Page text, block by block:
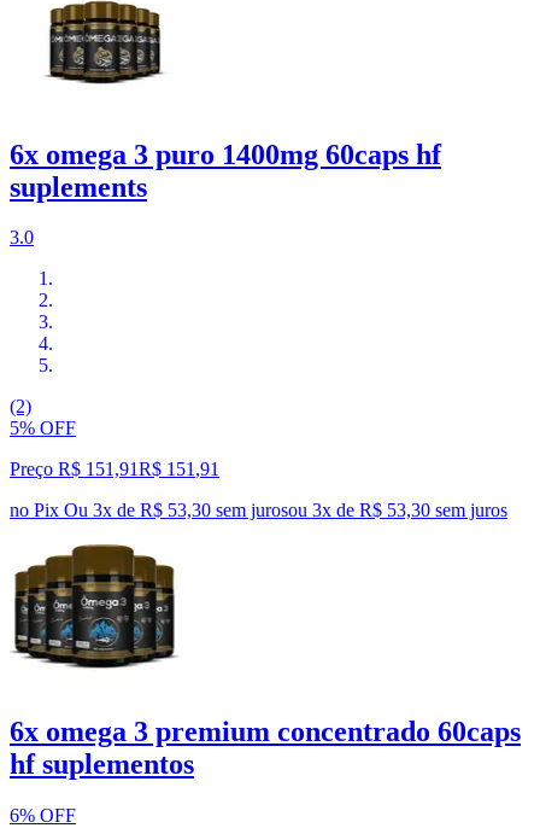
6x omega 3 puro 1400mg 60caps hf
suplements
3.0
(2)
5% OFF
Preço R$ 151,91R$ 151,91
no Pix Ou 3x de R$ 53,30 sem jurosou 3x de R$ 53,30 sem juros
6x omega 3 premium concentrado 60caps
hf suplementos
6% OFF